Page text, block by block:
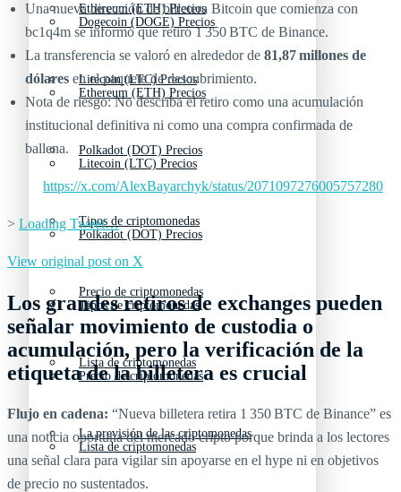
Ethereum (ETH) Precios
Litecoin (LTC) Precios
Polkadot (DOT) Precios
Tipos de criptomonedas
Precio de criptomonedas
Lista de criptomonedas
La previsión de las criptomonedas
Dogecoin (DOGE) Precios
Ethereum (ETH) Precios
Litecoin (LTC) Precios
Polkadot (DOT) Precios
Tipos de criptomonedas
Precio de criptomonedas
Lista de criptomonedas
Una nueva dirección de billetera Bitcoin que comienza con
bc1q4m se informó que retiró 1 350 BTC de Binance.
La transferencia se valoró en alrededor de 81,87 millones de
dólares en el paquete de descubrimiento.
Nota de riesgo: No describa el retiro como una acumulación
institucional definitiva ni como una compra confirmada de
ballena.
https://x.com/AlexBayarchyk/status/2071097276005757280
> Loading Tweet…
View original post on X
Los grandes retiros de exchanges pueden
señalar movimiento de custodia o
acumulación, pero la verificación de la
etiqueta de la billetera es crucial
Flujo en cadena: “Nueva billetera retira 1 350 BTC de Binance” es
una noticia oportuna del mercado cripto porque brinda a los lectores
una señal clara para vigilar sin apoyarse en el hype ni en objetivos
de precio no sustentados.